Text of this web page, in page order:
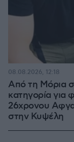
Από τη Μόρια
κατηγορία για
26χρονου
στην Κυψέλη
08.08.2026, 12:18